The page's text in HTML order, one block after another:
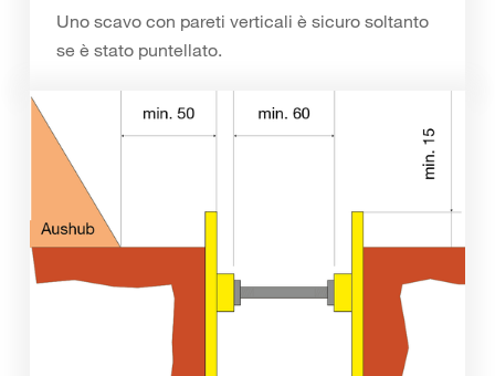
Uno scavo con pareti verticali è sicuro soltanto
se è stato puntellato.